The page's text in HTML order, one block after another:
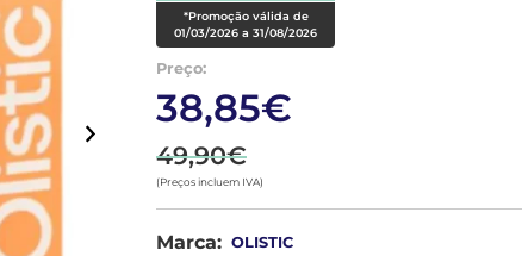
*Promoção válida de
01/03/2026 a 31/08/2026
Preço:
38,85€
49,90€
(Preços incluem IVA)
Marca: OLISTIC